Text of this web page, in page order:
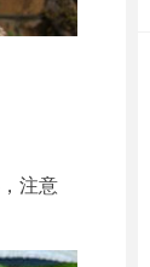
注意